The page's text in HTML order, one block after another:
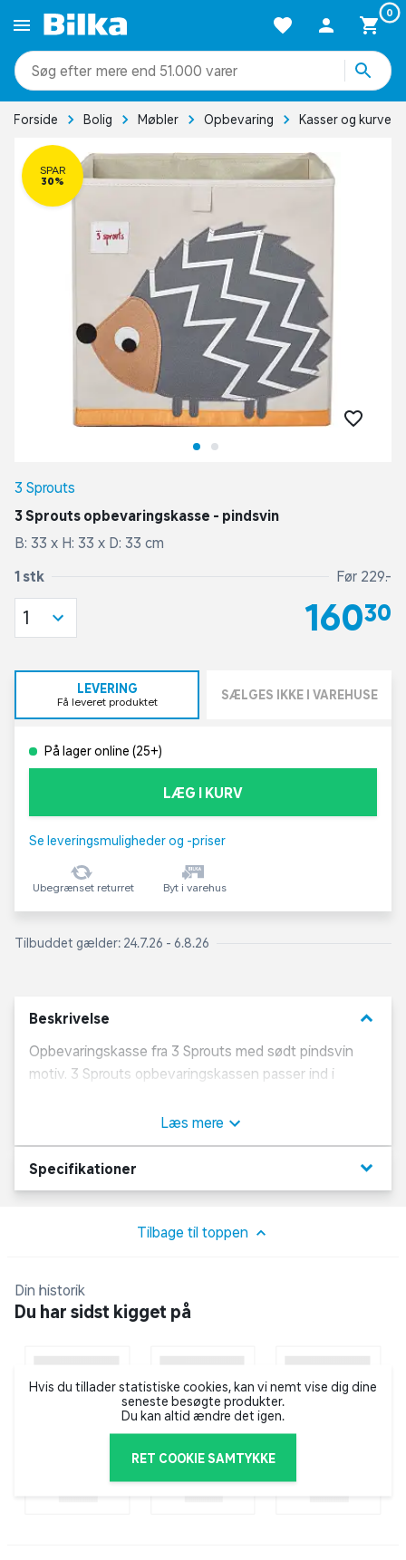
0
mere end 51.000 varer
Forside Bolig Møbler Opbevaring Kasser og kurve
SPAR
30%
3 Sprouts
3 Sprouts opbevaringskasse - pindsvin
B: 33 x H: 33 x D: 33 cm
1 stk Før 229,-
160,30
1
LEVERING
Få leveret produktet SÆLGES IKKE I VAREHUSE
På lager online (25+)
LÆG I KURV
Se leveringsmuligheder og -priser
Ubegrænset returret Byt i varehus
Tilbuddet gælder: 24.7.26 - 6.8.26
Beskrivelse keyboard_arrow_down
Opbevaringskasse fra 3 Sprouts med sødt pindsvin
motiv. 3 Sprouts opbevaringskassen passer ind i
måde at sortere og gemme legetøj i.
Opbevaringsboksen er fremstillet i pap beklædt med
stof.
100% polyester.
100% pap.
Pleje instruktioner:
Pletvask.
Læs mere
Specifikationer keyboard_arrow_down
Tilbage til toppen
Din historik
Du har sidst kigget på
Hvis du tillader statistiske cookies, kan vi nemt vise dig dine
seneste besøgte produkter.
Du kan altid ændre det igen.
RET COOKIE SAMTYKKE